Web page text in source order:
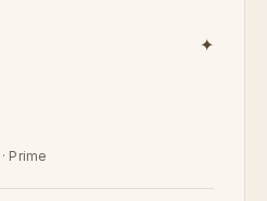
✦
Prime